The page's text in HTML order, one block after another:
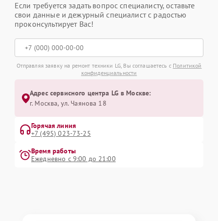
Если требуется задать вопрос специалисту, оставьте
свои данные и дежурный специалист с радостью
проконсультирует Вас!
Отправляя заявку на ремонт техники LG, Вы соглашаетесь с Политикой
конфиденциальности
Адрес сервисного центра LG в Москве:
г. Москва, ул. Чаянова 18
Горячая линия
+7 (495) 023-73-25
Время работы
Ежедневно с 9:00 до 21:00